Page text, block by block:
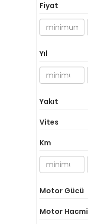
Fiyat
Yıl
Yakıt
Vites
Km
Motor Gücü
Motor Hacmi